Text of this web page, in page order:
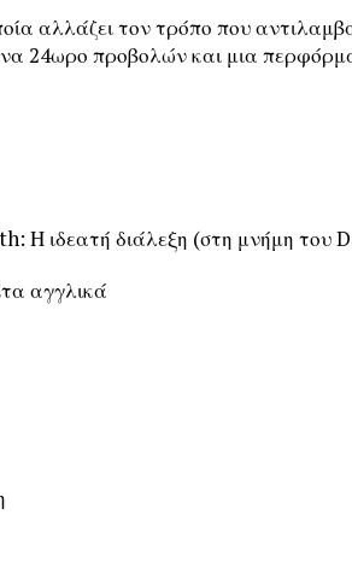
αλλάζει τον τρόπο που
24ωρο προβολών και μια
Η ιδεατή διάλεξη (στη μνήμη του
αγγλικά